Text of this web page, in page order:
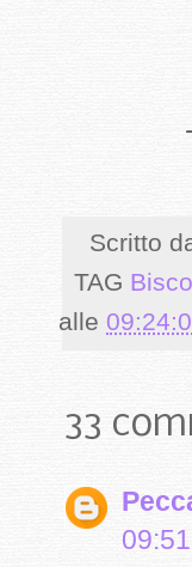
Scritto
TAG
alle
33
09:51